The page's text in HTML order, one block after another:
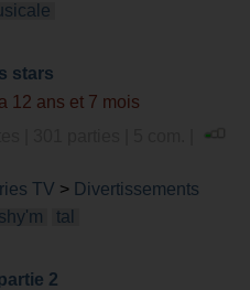
stars
12 ans et 7 mois
TV > Divertissements
shy'm tal
2